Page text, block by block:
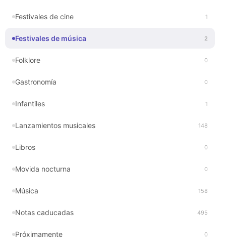
Festivales de cine 1
Festivales de música 2
Folklore 0
Gastronomía 0
Infantiles 1
Lanzamientos musicales 148
Libros 0
Movida nocturna 0
Música 158
Notas caducadas 495
Próximamente 0